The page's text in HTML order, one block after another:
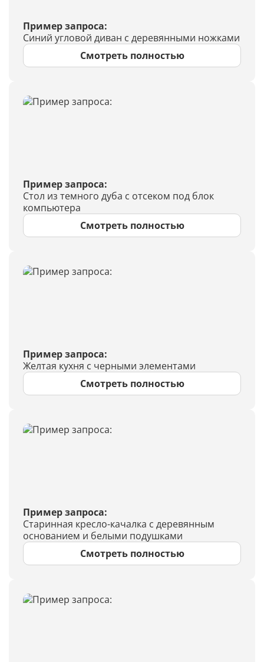
Пример запроса:
Синий угловой диван с деревянными ножками
Смотреть полностью
Пример запроса:
Стол из темного дуба с отсеком под блок
компьютера
Смотреть полностью
Пример запроса:
Желтая кухня с черными элементами
Смотреть полностью
Пример запроса:
Старинная кресло-качалка с деревянным
основанием и белыми подушками
Смотреть полностью